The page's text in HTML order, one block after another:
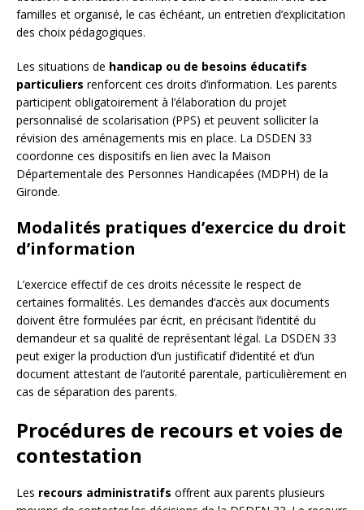
familles et organisé, le cas échéant, un entretien d’explicitation
des choix pédagogiques.
Les situations de handicap ou de besoins éducatifs
particuliers renforcent ces droits d’information. Les parents
participent obligatoirement à l’élaboration du projet
personnalisé de scolarisation (PPS) et peuvent solliciter la
révision des aménagements mis en place. La DSDEN 33
coordonne ces dispositifs en lien avec la Maison
Départementale des Personnes Handicapées (MDPH) de la
Gironde.
Modalités pratiques d’exercice du droit
d’information
L’exercice effectif de ces droits nécessite le respect de
certaines formalités. Les demandes d’accès aux documents
doivent être formulées par écrit, en précisant l’identité du
demandeur et sa qualité de représentant légal. La DSDEN 33
peut exiger la production d’un justificatif d’identité et d’un
document attestant de l’autorité parentale, particulièrement en
cas de séparation des parents.
Procédures de recours et voies de
contestation
Les recours administratifs offrent aux parents plusieurs